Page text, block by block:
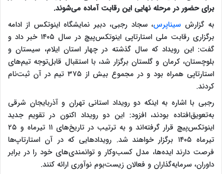
برای حضور در مرحله نهایی این رقابت آماده می‌شوند.
به گزارش سیناپرس، سجاد رجبی، دبیر نمایشگاه اینوتکس از ادامه
برگزاری رقابت ملی استارتاپی اینوتکس‌پیچ در سال ۱۴۰۵ خبر داد و
گفت: این رویداد که سال گذشته در چهار استان ایلام، سیستان و
بلوچستان، کرمان و گلستان برگزار شد، با استقبال قابل‌توجه تیم‌های
استارتاپی همراه بود و در مجموع بیش از ۳۷۵ تیم در آن ثبت‌نام
کردند.
رجبی با اشاره به اینکه دو رویداد استانی تهران و آذربایجان شرقی
به‌تعویق‌افتاده بودند، افزود: این دو رویداد اکنون در تقویم جدید
اینوتکس‌پیچ قرار گرفته‌اند و به ترتیب در تاریخ‌های ۱۱ تیرماه و ۲۵
تیرماه ۱۴۰۵ برگزار خواهند شد. رویدادهایی که در آن استارتاپ‌ها
فرصت دارند ایده‌ها، مدل کسب‌وکار و توانمندی‌های خود را در برابر
داوران، سرمایه‌گذاران و فعالان زیست‌بوم نوآوری ارائه کنند.